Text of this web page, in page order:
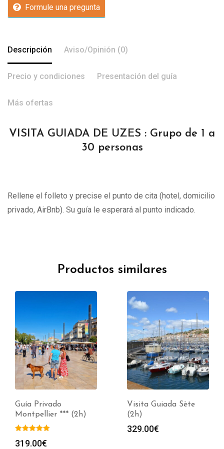
Formule una pregunta
Descripción Aviso/Opinión (0)
Precio y condiciones Presentación del guía
Más ofertas
VISITA GUIADA DE UZES : Grupo de 1 a
30 personas
Rellene el folleto y precise el punto de cita (hotel, domicilio
privado, AirBnb). Su guía le esperará al punto indicado.
Productos similares
Guía Privado
Montpellier *** (2h)
319.00€
Visita Guiada Sète
(2h)
329.00€